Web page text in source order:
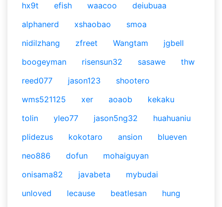
hx9t
efish waacoo
deiubuaa
alphanerd
xshaobao
smoa
nidilzhang
zfreet Wangtam
jgbell
boogeyman
risensun32 sasawe
thw
reed077
jason123
shootero
wms521125
xer aoaob
kekaku
tolin
yleo77 jason5ng32
huahuaniu
plidezus
kokotaro ansion
blueven
neo886
dofun
mohaiguyan
onisama82
javabeta
mybudai
unloved
lecause beatlesan hung